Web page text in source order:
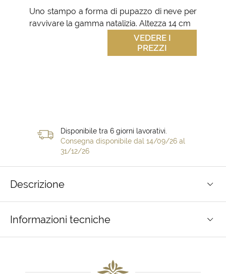
Uno stampo a forma di pupazzo di neve per
ravvivare la gamma natalizia. Altezza 14 cm
VEDERE I
PREZZI
Disponibile tra 6 giorni lavorativi.
Consegna disponibile dal 14/09/26 al
31/12/26
Descrizione
Informazioni tecniche